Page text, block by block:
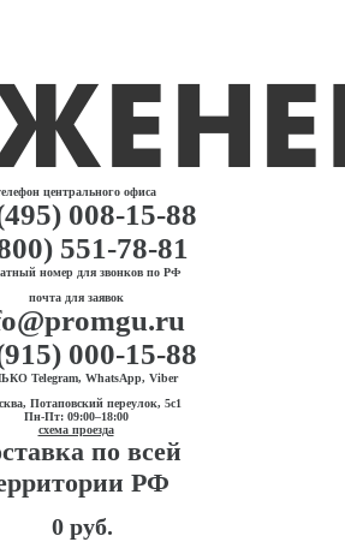
центрального офиса
008-15-88
551-78-81
номер для звонков по РФ
почта для заявок
000-15-88
Telegram, WhatsApp, Viber
Потаповский переулок, 5с1
Пн-Пт: 09:00–18:00
схема проезда
по всей
РФ
0 руб.